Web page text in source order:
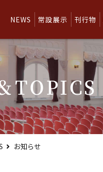
NEWS 常設展示 刊行物
TOPICS
お知らせ